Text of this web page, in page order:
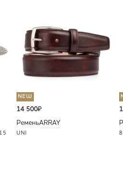
NEW
14 500₽
РеменьARRAY
UNI